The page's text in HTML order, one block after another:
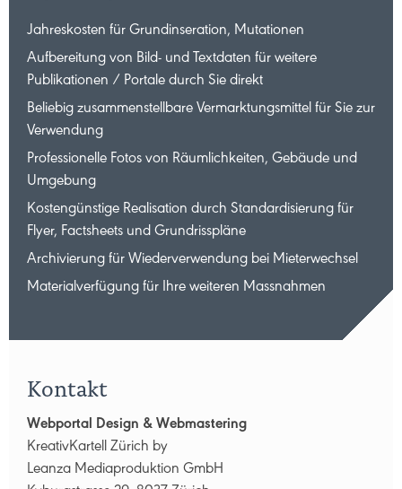
Jahreskosten für Grundinseration, Mutationen
Aufbereitung von Bild- und Textdaten für weitere
Publikationen / Portale durch Sie direkt
Beliebig zusammenstellbare Vermarktungsmittel für Sie zur
Verwendung
Professionelle Fotos von Räumlichkeiten, Gebäude und
Umgebung
Kostengünstige Realisation durch Standardisierung für
Flyer, Factsheets und Grundrisspläne
Archivierung für Wiederverwendung bei Mieterwechsel
Materialverfügung für Ihre weiteren Massnahmen
Kontakt
Webportal Design & Webmastering
KreativKartell Zürich by
Leanza Mediaproduktion GmbH